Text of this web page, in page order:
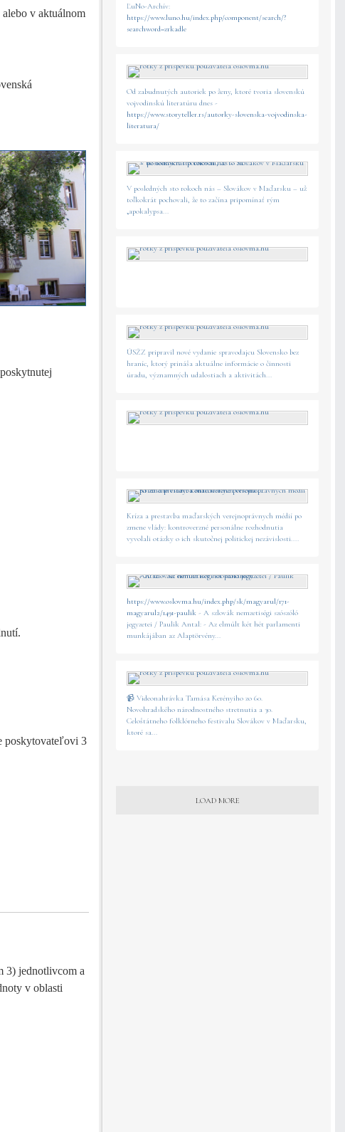
v aktuálnom
poskytovateľovi 3
3) jednotlivcom a
v oblasti
ĽuNo-Archív:
https://www.luno.hu/index.php/component/search/?
searchword=zrkadle
Od zabudnutých autoriek po ženy, ktoré tvoria slovenskú
vojvodinskú literatúru dnes -
https://www.storyteller.rs/autorky-slovenska-vojvodinska-
literatura/
V posledných sto rokoch nás – Slovákov v Maďarsku – už
toľkokrát pochovali, že to začína pripomínať rým
„apokalypsa...
ÚSŽZ pripravil nové vydanie spravodajcu Slovensko bez
hraníc, ktorý prináša aktuálne informácie o činnosti
úradu, významných udalostiach a aktivitách...
Kríza a prestavba maďarských verejnoprávnych médií po
zmene vlády: kontroverzné personálne rozhodnutia
vyvolali otázky o ich skutočnej politickej nezávislosti....
https://www.oslovma.hu/index.php/sk/magyarul/171-
magyarul2/1491-paulik - A szlovák nemzetiségi szószóló
jegyzetei / Paulik Antal: - Az elmúlt két hét parlamenti
munkájában az Alaptörvény...
📹 Videonahrávka Tamása Kerényiho zo 60.
Novohradského národnostného stretnutia a 30.
Celoštátneho folklórneho festivalu Slovákov v Maďarsku,
ktoré sa...
LOAD MORE